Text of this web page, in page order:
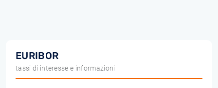
EURIBOR
tassi di interesse e informazioni